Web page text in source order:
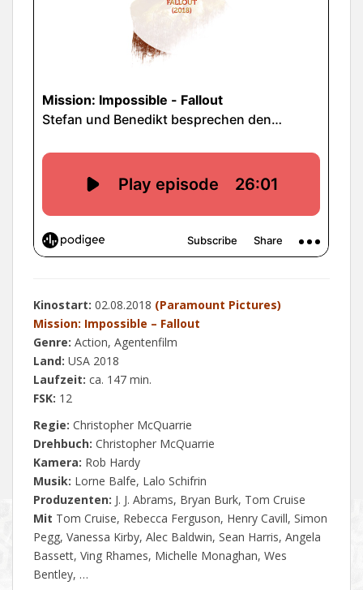
Kinostart: 02.08.2018 (Paramount Pictures)
Mission: Impossible – Fallout
Genre: Action, Agentenfilm
Land: USA 2018
Laufzeit: ca. 147 min.
FSK: 12
Regie: Christopher McQuarrie
Drehbuch: Christopher McQuarrie
Kamera: Rob Hardy
Musik: Lorne Balfe, Lalo Schifrin
Produzenten: J. J. Abrams, Bryan Burk, Tom Cruise
Mit Tom Cruise, Rebecca Ferguson, Henry Cavill, Simon
Pegg, Vanessa Kirby, Alec Baldwin, Sean Harris, Angela
Bassett, Ving Rhames, Michelle Monaghan, Wes
Bentley, …